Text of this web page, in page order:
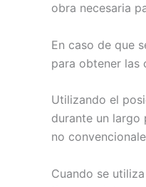
obra necesaria
En caso de que
para obtener las
Utilizando el
durante un largo
no
Cuando se